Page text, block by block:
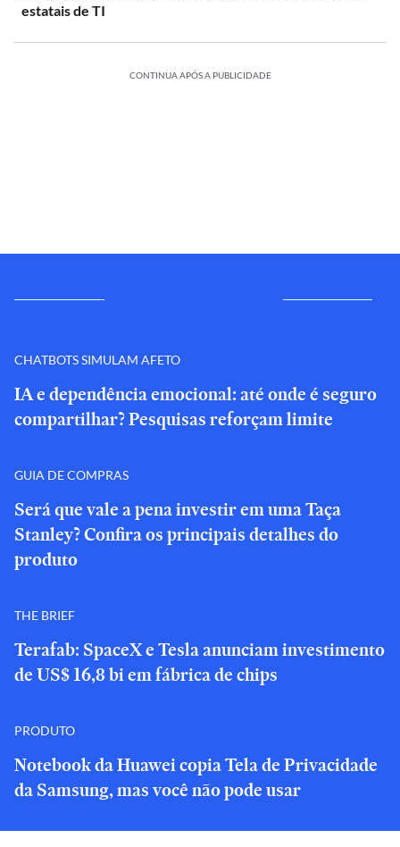
estatais de TI
CONTINUA APÓS A PUBLICIDADE
CHATBOTS SIMULAM AFETO
IA e dependência emocional: até onde é seguro
compartilhar? Pesquisas reforçam limite
GUIA DE COMPRAS
Será que vale a pena investir em uma Taça
Stanley? Confira os principais detalhes do
produto
THE BRIEF
Terafab: SpaceX e Tesla anunciam investimento
de US$ 16,8 bi em fábrica de chips
PRODUTO
Notebook da Huawei copia Tela de Privacidade
da Samsung, mas você não pode usar